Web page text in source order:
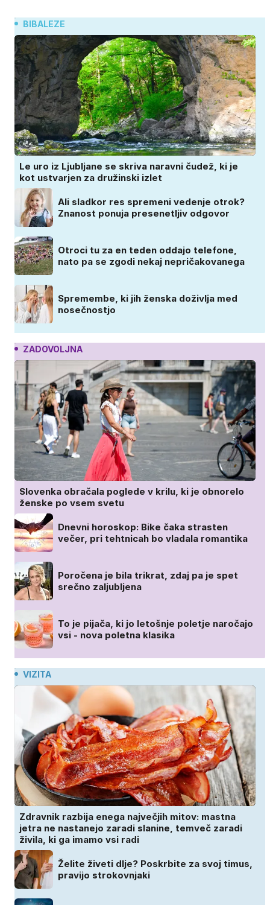
BIBALEZE
Le uro iz Ljubljane se skriva naravni čudež, ki je
kot ustvarjen za družinski izlet
Ali sladkor res spremeni vedenje otrok?
Znanost ponuja presenetljiv odgovor
Otroci tu za en teden oddajo telefone,
nato pa se zgodi nekaj nepričakovanega
Spremembe, ki jih ženska doživlja med
nosečnostjo
ZADOVOLJNA
Slovenka obračala poglede v krilu, ki je obnorelo
ženske po vsem svetu
Dnevni horoskop: Bike čaka strasten
večer, pri tehtnicah bo vladala romantika
Poročena je bila trikrat, zdaj pa je spet
srečno zaljubljena
To je pijača, ki jo letošnje poletje naročajo
vsi - nova poletna klasika
VIZITA
Zdravnik razbija enega največjih mitov: mastna
jetra ne nastanejo zaradi slanine, temveč zaradi
živila, ki ga imamo vsi radi
Želite živeti dlje? Poskrbite za svoj timus,
pravijo strokovnjaki